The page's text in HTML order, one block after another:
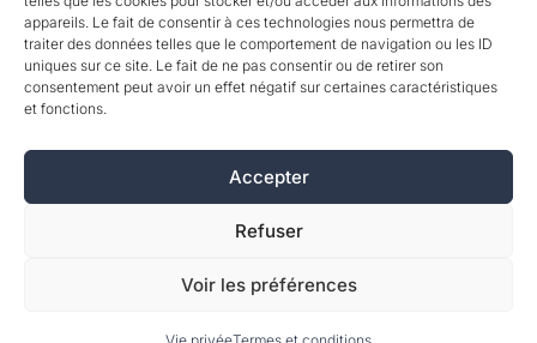
appareils. Le fait de consentir à ces technologies nous permettra de
traiter des données telles que le comportement de navigation ou les ID
uniques sur ce site. Le fait de ne pas consentir ou de retirer son
consentement peut avoir un effet négatif sur certaines caractéristiques
et fonctions.
Accepter
Refuser
Voir les préférences
©MPI 2026 – Crealith is a registered trademark
of Mineral Products International S.A. – All rights
Designed by